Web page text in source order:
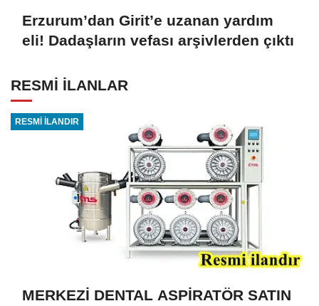
Erzurum’dan Girit’e uzanan yardım
eli! Dadaşların vefası arşivlerden çıktı
RESMİ İLANLAR
RESMİ İLANDIR
MERKEZİ DENTAL ASPİRATÖR SATIN